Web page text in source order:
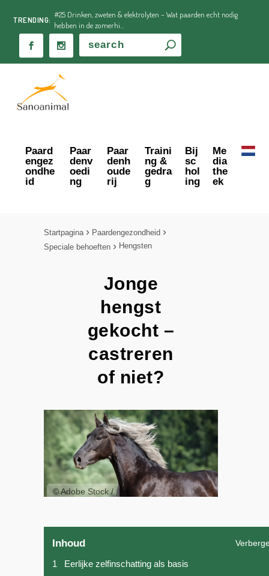
TRENDING:
#25 Drinken, zweten & elektrolyten – Wat paarden echt nodig
hebben in de zomerhi...
Paard
engez
ondhe
id
Paar
denv
oedi
ng
Paar
denh
oude
rij
Traini
ng &
gedra
g
Bij
sc
hol
ing
Me
dia
the
ek
Startpagina
Paardengezondheid
Speciale behoeften
Hengsten
Jonge
hengst
gekocht –
castreren
of niet?
© Adobe Stock /
Inhoud
1
Eerlijke zelfinschatting als basis